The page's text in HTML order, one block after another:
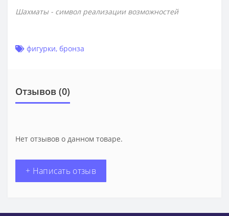
Шахматы - символ реализации возможностей
фигурки, бронза
Отзывов (0)
Нет отзывов о данном товаре.
+ Написать отзыв